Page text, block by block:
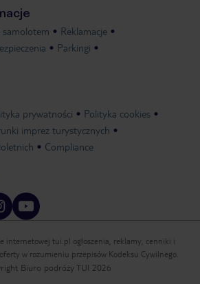
samolotem
Reklamacje
Parkingi
prywatności
Polityka cookies
imprez turystycznych
Compliance
internetowej tui.pl ogłoszenia, reklamy, cenniki i
w rozumieniu przepisów Kodeksu Cywilnego.
Biuro podróży TUI 2026